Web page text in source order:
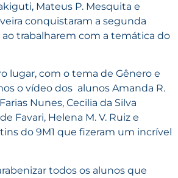
Mateus P. Mesquita e
conquistaram a segunda
ao trabalharem com a temática do
lugar, com o tema de Gênero e
o vídeo dos alunos Amanda R.
Nunes, Cecilia da Silva
Favari, Helena M. V. Ruiz e
do 9M1 que fizeram um incrível
todos os alunos que